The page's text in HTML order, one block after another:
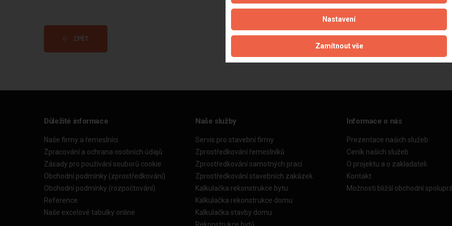
ZPĚT
Důležité informace
Naše firmy a řemeslníci
Zpracování a ochrana osobních údajů
Zásady pro používání souborů cookie
Obchodní podmínky (zprostředkování)
Obchodní podmínky (rozpočtování)
Reference
Naše excelové tabulky online
Naše služby
Servis pro stavební firmy
Zprostředkování řemeslníků
Zprostředkování samotných prací
Zprostředkování stavebních zakázek
Kalkulačka rekonstrukce bytu
Kalkulačka rekonstrukce domu
Kalkulačka stavby domu
Informace o nás
Prezentace našich služeb
Ceník našich služeb
O projektu a o zakladateli
Kontakt
Možnosti bližší obchodní
Nastavení
Zamítnout vše